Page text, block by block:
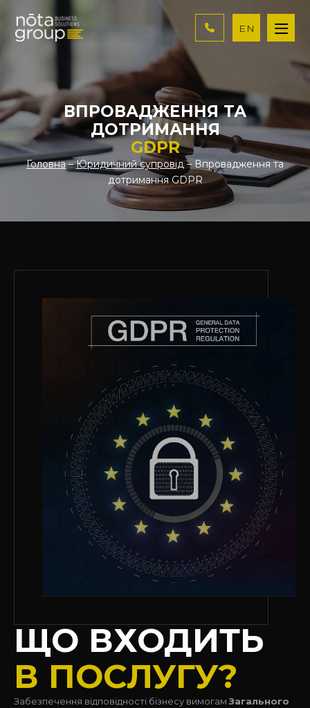
EN
ВПРОВАДЖЕННЯ ТА
ДОТРИМАННЯ
GDPR
Головна–Юридичний супровід– Впровадження та
дотримання GDPR
ЩО ВХОДИТЬ
В ПОСЛУГУ?
Забезпечення відповідності бізнесу вимогам Загального